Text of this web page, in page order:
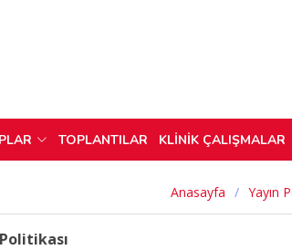
TOPLANTILAR KLİNİK ÇALIŞMALAR
Anasayfa Yayın